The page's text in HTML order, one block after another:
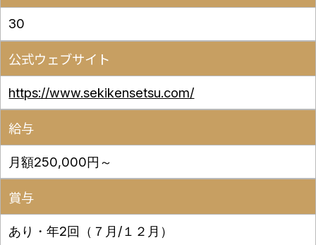
30
公式ウェブサイト
https://www.sekikensetsu.com/
給与
月額250,000円～
賞与
あり・年2回（７月/１２月）